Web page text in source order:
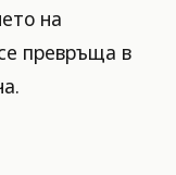
на
превръща в